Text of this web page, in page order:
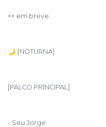
++ em breve
🌙 [NOTURNA]
[PALCO PRINCIPAL]
- Seu Jorge